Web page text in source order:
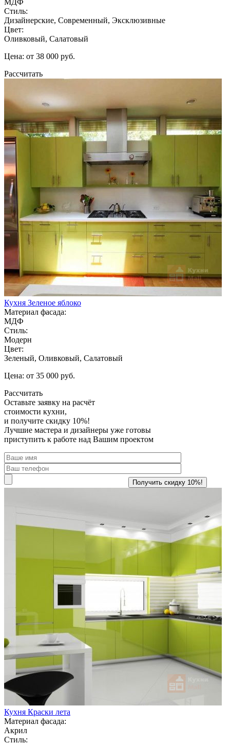
Стиль:
Дизайнерские, Современный, Эксклюзивные
Цвет:
Оливковый, Салатовый
Цена: от 38 000 руб.
Рассчитать
Кухня Зеленое яблоко
Материал фасада:
МДФ
Стиль:
Модерн
Цвет:
Зеленый, Оливковый, Салатовый
Цена: от 35 000 руб.
Рассчитать
Оставьте заявку на расчёт
стоимости кухни,
и получите скидку 10%!
Лучшие мастера и дизайнеры уже готовы
приступить к работе над Вашим проектом
Кухня Краски лета
Материал фасада:
Акрил
Стиль: